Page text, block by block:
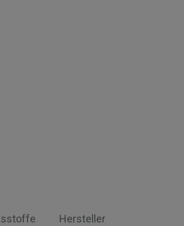
Hersteller